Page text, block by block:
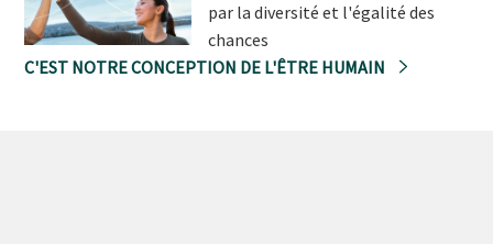
par la diversité et l'égalité des
chances
C'EST NOTRE CONCEPTION DE L'ÊTRE HUMAIN